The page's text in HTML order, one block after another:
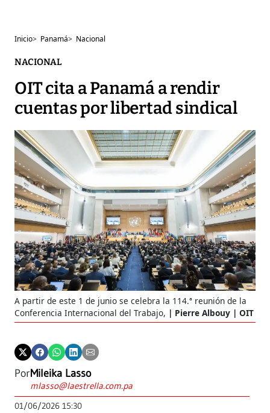
Inicio> Panamá> Nacional
NACIONAL
OIT cita a Panamá a rendir
cuentas por libertad sindical
A partir de este 1 de junio se celebra la 114.ª reunión de la
Conferencia Internacional del Trabajo,
Pierre Albouy | OIT
PorMileika Lasso
mlasso@laestrella.com.pa
01/06/2026 15:30